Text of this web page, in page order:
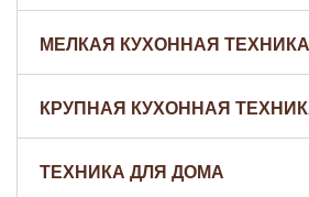
МЕЛКАЯ КУХОННАЯ ТЕХНИКА
КРУПНАЯ КУХОННАЯ
ТЕХНИКА ДЛЯ ДОМА